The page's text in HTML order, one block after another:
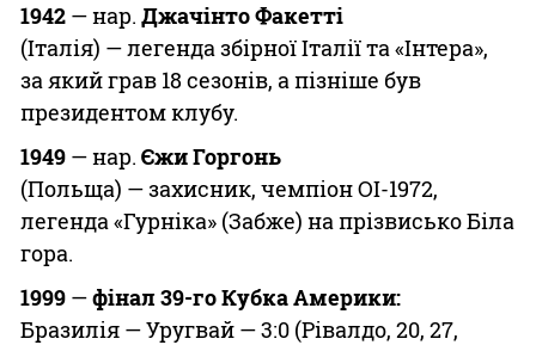
1942 — нар. Джачінто Факетті
(Італія) — легенда збірної Італії та «Інтера»,
за який грав 18 сезонів, а пізніше був
президентом клубу.
1949 — нар. Єжи Горгонь
(Польща) — захисник, чемпіон ОІ-1972,
легенда «Гурніка» (Забже) на прізвисько Біла
гора.
1999 —фінал39-го Кубка Америки:
Бразилія — Уругвай — 3:0 (Рівалдо, 20, 27,